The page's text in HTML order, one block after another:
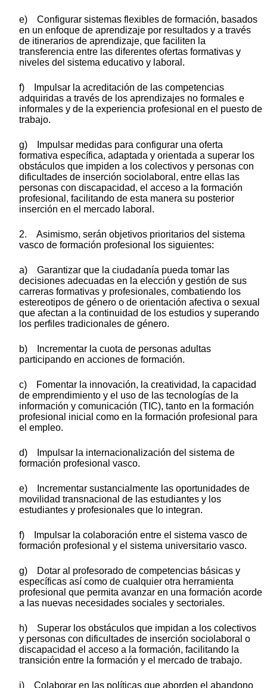
e) Configurar sistemas flexibles de formación, basados
en un enfoque de aprendizaje por resultados y a través
de itinerarios de aprendizaje, que faciliten la
transferencia entre las diferentes ofertas formativas y
niveles del sistema educativo y laboral.
f) Impulsar la acreditación de las competencias
adquiridas a través de los aprendizajes no formales e
informales y de la experiencia profesional en el puesto de
trabajo.
g) Impulsar medidas para configurar una oferta
formativa específica, adaptada y orientada a superar los
obstáculos que impiden a los colectivos y personas con
dificultades de inserción sociolaboral, entre ellas las
personas con discapacidad, el acceso a la formación
profesional, facilitando de esta manera su posterior
inserción en el mercado laboral.
2. Asimismo, serán objetivos prioritarios del sistema
vasco de formación profesional los siguientes:
a) Garantizar que la ciudadanía pueda tomar las
decisiones adecuadas en la elección y gestión de sus
carreras formativas y profesionales, combatiendo los
estereotipos de género o de orientación afectiva o sexual
que afectan a la continuidad de los estudios y superando
los perfiles tradicionales de género.
b) Incrementar la cuota de personas adultas
participando en acciones de formación.
c) Fomentar la innovación, la creatividad, la capacidad
de emprendimiento y el uso de las tecnologías de la
información y comunicación (TIC), tanto en la formación
profesional inicial como en la formación profesional para
el empleo.
d) Impulsar la internacionalización del sistema de
formación profesional vasco.
e) Incrementar sustancialmente las oportunidades de
movilidad transnacional de las estudiantes y los
estudiantes y profesionales que lo integran.
f) Impulsar la colaboración entre el sistema vasco de
formación profesional y el sistema universitario vasco.
g) Dotar al profesorado de competencias básicas y
específicas así como de cualquier otra herramienta
profesional que permita avanzar en una formación acorde
a las nuevas necesidades sociales y sectoriales.
h) Superar los obstáculos que impidan a los colectivos
y personas con dificultades de inserción sociolaboral o
discapacidad el acceso a la formación, facilitando la
transición entre la formación y el mercado de trabajo.
i) Colaborar en las políticas que aborden el abandono